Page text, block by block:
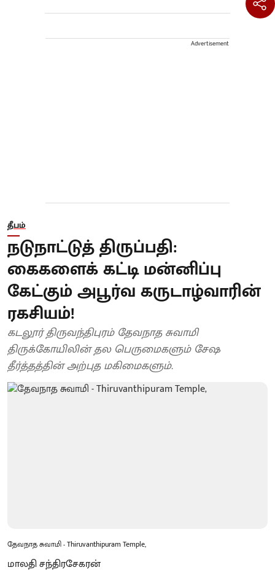
Advertisement
தீபம்
நடுநாட்டுத் திருப்பதி:
கைகளைக் கட்டி மன்னிப்பு
கேட்கும் அபூர்வ கருடாழ்வாரின்
ரகசியம்!
கடலூர் திருவந்திபுரம் தேவநாத சுவாமி
திருக்கோயிலின் தல பெருமைகளும் சேஷ
தீர்த்தத்தின் அற்புத மகிமைகளும்.
தேவநாத சுவாமி - Thiruvanthipuram Temple,
மாலதி சந்திரசேகரன்